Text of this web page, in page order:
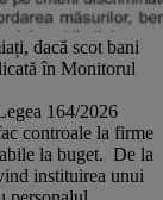
dacă scot bani
în Monitorul
164/2026
controale la firme
la buget. De la
instituirea unui